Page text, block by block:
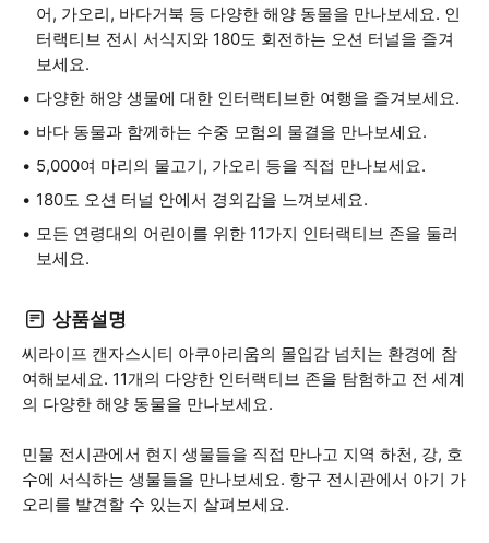
어, 가오리, 바다거북 등 다양한 해양 동물을 만나보세요. 인
터랙티브 전시 서식지와 180도 회전하는 오션 터널을 즐겨
보세요.
다양한 해양 생물에 대한 인터랙티브한 여행을 즐겨보세요.
바다 동물과 함께하는 수중 모험의 물결을 만나보세요.
5,000여 마리의 물고기, 가오리 등을 직접 만나보세요.
180도 오션 터널 안에서 경외감을 느껴보세요.
모든 연령대의 어린이를 위한 11가지 인터랙티브 존을 둘러
보세요.
상품설명
씨라이프 캔자스시티 아쿠아리움의 몰입감 넘치는 환경에 참
여해보세요. 11개의 다양한 인터랙티브 존을 탐험하고 전 세계
의 다양한 해양 동물을 만나보세요.
민물 전시관에서 현지 생물들을 직접 만나고 지역 하천, 강, 호
수에 서식하는 생물들을 만나보세요. 항구 전시관에서 아기 가
오리를 발견할 수 있는지 살펴보세요.